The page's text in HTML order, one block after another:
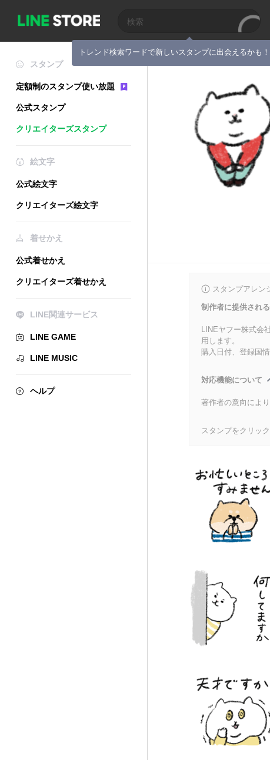
トレンド検索ワードで新しいスタンプに出会えるかも！
スタンプ
定額制のスタンプ使い放題
公式スタンプ
クリエイターズスタンプ
絵文字
公式絵文字
クリエイターズ絵文字
着せかえ
公式着せかえ
クリエイターズ着せかえ
LINE関連サービス
LINE GAME
LINE MUSIC
ヘルプ
スタンプアレン
制作者に提供され
LINEヤフー株式会
用します。
購入日付、登録国
対応機能について
著作者の意向によ
スタンプをクリッ